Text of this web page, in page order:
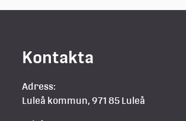
Kontakta
Adress:
Luleå kommun, 971 85 Luleå